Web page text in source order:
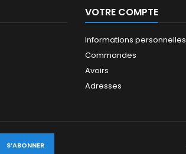
VOTRE COMPTE
Informations personnelles
Commandes
Avoirs
Adresses